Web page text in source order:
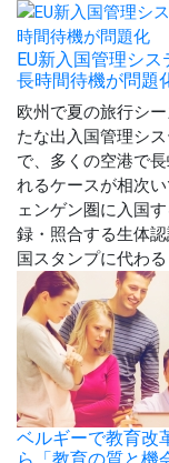
EU新入国管理シ
長時間待機が問題
欧州で夏の旅行シ
たな出入国管理シ
で、多くの空港で
れるケースが相次
ェンゲン圏に入国
録・照合する生体
国スタンプに代わ
ベルギーで教育改